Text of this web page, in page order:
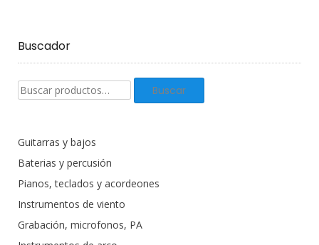
Buscador
Buscar
productos:
Buscar
Guitarras y bajos
Baterias y percusión
Pianos, teclados y acordeones
Instrumentos de viento
Grabación, microfonos, PA